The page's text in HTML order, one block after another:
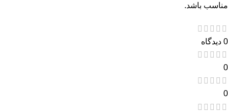
مناسب باشد.
0 دیدگاه
0
0